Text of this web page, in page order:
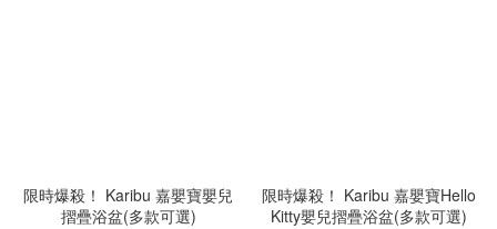
限時爆殺！ Karibu 嘉嬰寶嬰兒
摺疊浴盆(多款可選)
限時爆殺！ Karibu 嘉嬰寶Hello
Kitty嬰兒摺疊浴盆(多款可選)